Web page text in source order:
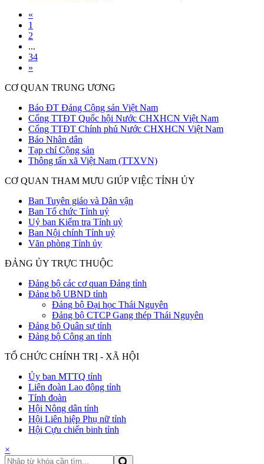
«
1
2
...
34
»
CƠ QUAN TRUNG ƯƠNG
Báo ĐT Đảng Cộng sản Việt Nam
Cổng TTĐT Quốc hội Nước CHXHCN Việt Nam
Cổng TTĐT Chính phủ Nước CHXHCN Việt Nam
Báo Nhân dân
Tạp chí Cộng sản
Thông tấn xã Việt Nam (TTXVN)
CƠ QUAN THAM MƯU GIÚP VIỆC TỈNH ỦY
Ban Tuyên giáo và Dân vận
Ban Tổ chức Tỉnh uỷ
Uỷ ban Kiểm tra Tỉnh uỷ
Ban Nội chính Tỉnh uỷ
Văn phòng Tỉnh ủy
ĐẢNG ỦY TRỰC THUỘC
Đảng bộ các cơ quan Đảng tỉnh
Đảng bộ UBND tỉnh
Đảng bộ Đại học Thái Nguyên
Đảng bộ CTCP Gang thép Thái Nguyên
Đảng bộ Quân sự tỉnh
Đảng bộ Công an tỉnh
TỔ CHỨC CHÍNH TRỊ - XÃ HỘI
Ủy ban MTTQ tỉnh
Liên đoàn Lao động tỉnh
Tỉnh đoàn
Hội Nông dân tỉnh
Hội Liên hiệp Phụ nữ tỉnh
Hội Cựu chiến binh tỉnh
×